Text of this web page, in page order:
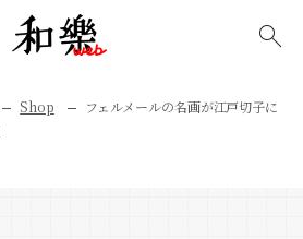
Shop
フェルメールの名画が江戸切子に